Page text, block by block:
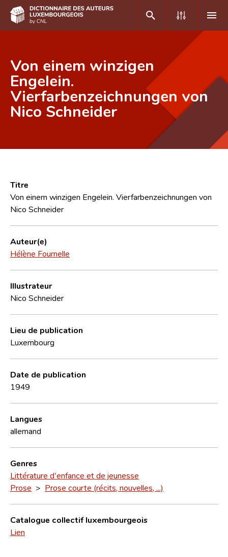
DE FR
Accueil
Auteur(e)s A-Z
Équipe scientifique
Von einem winzigen
Engelein.
Vierfarbenzeichnungen von
Nico Schneider
Titre
Von einem winzigen Engelein. Vierfarbenzeichnungen von
Nico Schneider
Auteur(e)
Hélène Fournelle
Illustrateur
Nico Schneider
Lieu de publication
Luxembourg
Date de publication
1949
Langues
allemand
Genres
Littérature d'enfance et de jeunesse
Prose > Prose courte (récits, nouvelles, ...)
Catalogue collectif luxembourgeois
Lien